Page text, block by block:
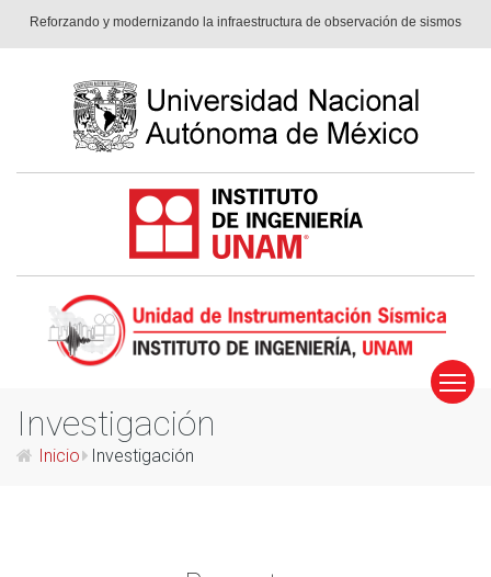
Reforzando y modernizando la infraestruc­tura de observación de sismos
Investigación
Inicio Investigación